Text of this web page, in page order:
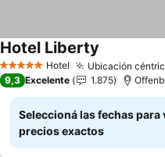
5 Estrellas Hotel Ubicación
Hotel Liberty
9,3 Excelente 1.875
Seleccioná las fechas para
precios exactos